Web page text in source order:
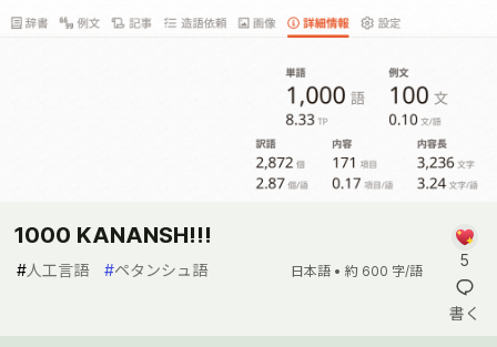
1000 KANANSH!!!
#人工言語 #ペタンシュ語 日本語 • 約 600 字/語
5
書く